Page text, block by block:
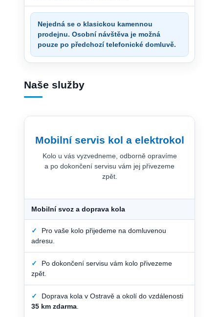
Nejedná se o klasickou kamennou
prodejnu. Osobní návštěva je možná
pouze po předchozí telefonické domluvě.
Naše služby
Mobilní servis kol a elektrokol
Kolo u vás vyzvedneme, odborně opravíme
a po dokončení servisu vám jej přivezeme
zpět.
Mobilní svoz a doprava kola
✓
Pro vaše kolo přijedeme na domluvenou
adresu.
✓
Po dokončení servisu vám kolo přivezeme
zpět.
✓
Doprava kola v Ostravě a okolí do vzdálenosti
35 km zdarma